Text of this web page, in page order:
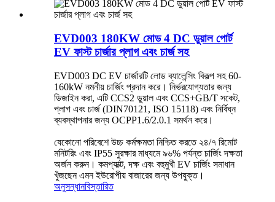
EVD003 180KW মোড 4 DC ডুয়াল পোর্ট
EV ফাস্ট চার্জার প্লাগ এবং চার্জ সহ
EVD003 DC EV চার্জারটি লোড ব্যালেন্সিং বিকল্প সহ 60-
160kW নমনীয় চার্জিং প্রদান করে। নির্ভরযোগ্যতার জন্য
ডিজাইন করা, এটি CCS2 ডুয়াল এবং CCS+GB/T সকেট,
প্লাগ এবং চার্জ (DIN70121, ISO 15118) এবং নির্বিঘ্ন
ব্যবস্থাপনার জন্য OCPP1.6/2.0.1 সমর্থন করে।
যেকোনো পরিবেশে উচ্চ কর্মক্ষমতা নিশ্চিত করতে ২৪/৭ রিমোট
মনিটরিং এবং IP55 সুরক্ষার মাধ্যমে ৯৬% পর্যন্ত চার্জিং দক্ষতা
অর্জন করুন। কমপ্যাক্ট, দক্ষ এবং বহুমুখী EV চার্জিং সমাধান
খুঁজছেন এমন ইউরোপীয় বাজারের জন্য উপযুক্ত।
অনুসন্ধানবিস্তারিত